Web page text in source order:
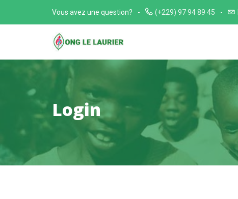
Vous avez une question? (+229) 97 94 89 45
Login